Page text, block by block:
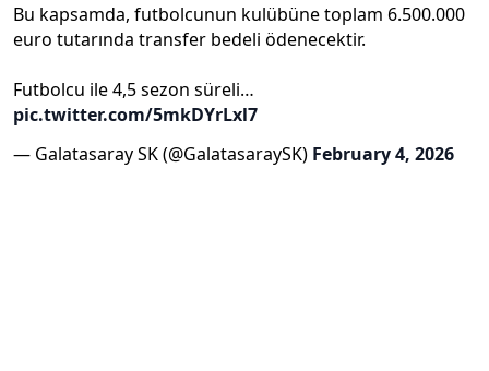
Bu kapsamda, futbolcunun kulübüne toplam 6.500.000
euro tutarında transfer bedeli ödenecektir.
Futbolcu ile 4,5 sezon süreli…
pic.twitter.com/5mkDYrLxl7
— Galatasaray SK (@GalatasaraySK) February 4, 2026